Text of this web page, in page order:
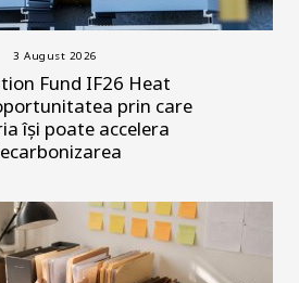
3 August 2026
Fund IF26 Heat
prin care
își poate accelera